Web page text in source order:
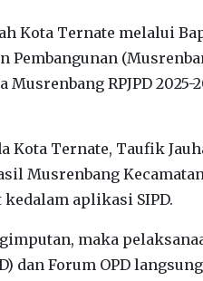
Kota Ternate melalui
Pembangunan
Musrenbang RPJPD
Kota Ternate, Taufik
Musrenbang
aplikasi SIPD.
maka
dan Forum OPD